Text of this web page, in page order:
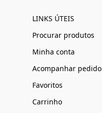
LINKS ÚTEIS
Procurar produtos
Minha conta
Acompanhar pedido
Favoritos
Carrinho